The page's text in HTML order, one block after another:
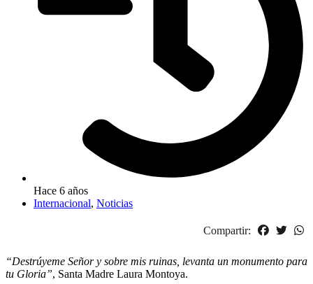
Hace 6 años
Internacional, Noticias
Compartir:
“Destrúyeme Señor y sobre mis ruinas, levanta un monumento para
tu Gloria”, Santa Madre Laura Montoya.